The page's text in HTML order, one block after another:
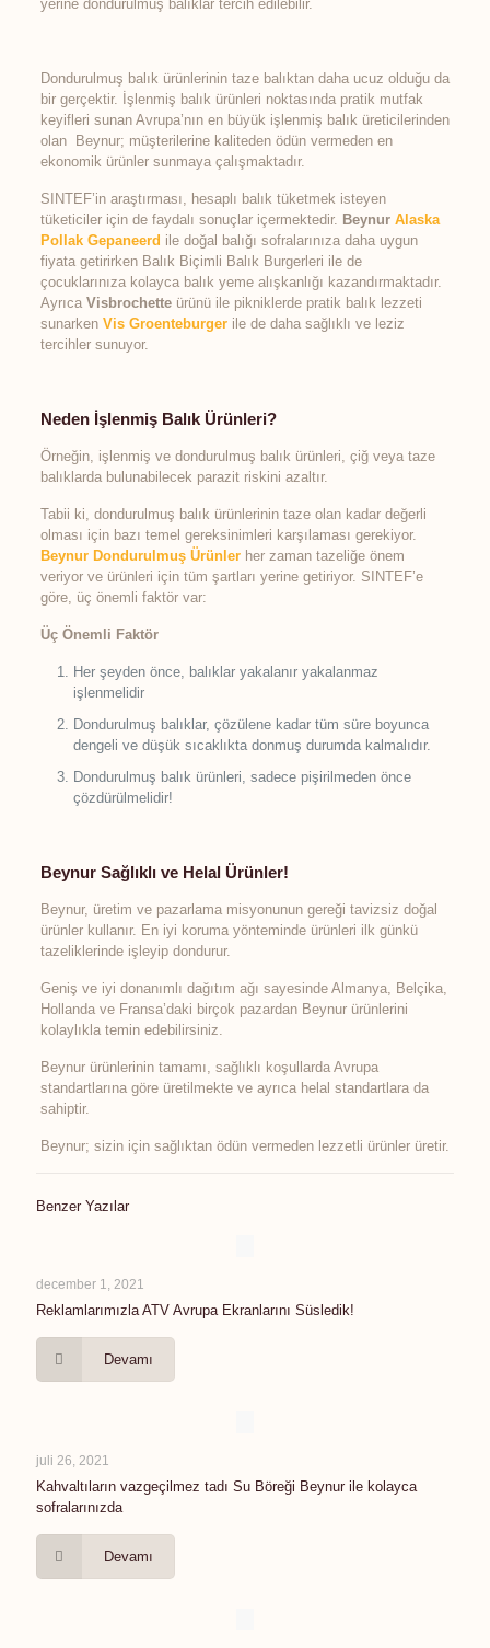
yerine dondurulmuş balıklar tercih edilebilir.
Dondurulmuş balık ürünlerinin taze balıktan daha ucuz olduğu da
bir gerçektir. İşlenmiş balık ürünleri noktasında pratik mutfak
keyifleri sunan Avrupa’nın en büyük işlenmiş balık üreticilerinden
olan Beynur; müşterilerine kaliteden ödün vermeden en
ekonomik ürünler sunmaya çalışmaktadır.
SINTEF’in araştırması, hesaplı balık tüketmek isteyen
tüketiciler için de faydalı sonuçlar içermektedir. Beynur Alaska
Pollak Gepaneerd ile doğal balığı sofralarınıza daha uygun
fiyata getirirken Balık Biçimli Balık Burgerleri ile de
çocuklarınıza kolayca balık yeme alışkanlığı kazandırmaktadır.
Ayrıca Visbrochetteürünü ile pikniklerde pratik balık lezzeti
sunarken Vis Groenteburgerile de daha sağlıklı ve leziz
tercihler sunuyor.
Neden İşlenmiş Balık Ürünleri?
Örneğin, işlenmiş ve dondurulmuş balık ürünleri, çiğ veya taze
balıklarda bulunabilecek parazit riskini azaltır.
Tabii ki, dondurulmuş balık ürünlerinin taze olan kadar değerli
olması için bazı temel gereksinimleri karşılaması gerekiyor.
Beynur Dondurulmuş Ürünler her zaman tazeliğe önem
veriyor ve ürünleri için tüm şartları yerine getiriyor. SINTEF’e
göre, üç önemli faktör var:
Üç Önemli Faktör
Her şeyden önce, balıklar yakalanır yakalanmaz
işlenmelidir
Dondurulmuş balıklar, çözülene kadar tüm süre boyunca
dengeli ve düşük sıcaklıkta donmuş durumda kalmalıdır.
Dondurulmuş balık ürünleri, sadece pişirilmeden önce
çözdürülmelidir!
Beynur Sağlıklı ve Helal Ürünler!
Beynur, üretim ve pazarlama misyonunun gereği tavizsiz doğal
ürünler kullanır. En iyi koruma yönteminde ürünleri ilk günkü
tazeliklerinde işleyip dondurur.
Geniş ve iyi donanımlı dağıtım ağı sayesinde Almanya, Belçika,
Hollanda ve Fransa’daki birçok pazardan Beynur ürünlerini
kolaylıkla temin edebilirsiniz.
Beynur ürünlerinin tamamı, sağlıklı koşullarda Avrupa
standartlarına göre üretilmekte ve ayrıca helal standartlara da
sahiptir.
Beynur; sizin için sağlıktan ödün vermeden lezzetli ürünler üretir.
Benzer Yazılar
december 1, 2021
Reklamlarımızla ATV Avrupa Ekranlarını Süsledik!
Devamı
juli 26, 2021
Kahvaltıların vazgeçilmez tadı Su Böreği Beynur ile kolayca
sofralarınızda
Devamı